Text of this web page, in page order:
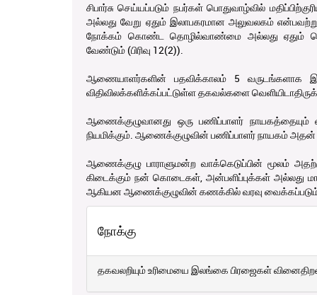
சிபார்சு செய்யப்படும் நபர்கள் பொதுவாழ்வில்
அல்லது வேறு ஏதும் இலாபகரமான அலுவலகம்
நோக்கம் கொண்ட தொழில்வாண்மை அல்லது ஏதும்
வேண்டும் (பிரிவு 12(2)).
ஆணையாளர்களின் பதவிக்காலம் 5 வருடங்களாக
விதிவிலக்களிக்கப்பட்டுள்ள தகவல்களை
ஆணைக்குழுவானது ஒரு பணிப்பாளர்
நியமிக்கும். ஆணைக்குழுவின் பணிப்பாளர் நாயகம் அதன்
ஆணைக்குழு பாராளுமன்ற வாக்கெடுப்பின் மூலம்
கிடைக்கும் நன் கொடைகள், அன்பளிப்புக்கள் அல்லது
ஆகியன ஆணைக்குழுவின் கணக்கில் வரவு வைக்கப்படும்
நோக்கு
தகவலறியும் உரிமையை இலங்கை பிரஜைகள்